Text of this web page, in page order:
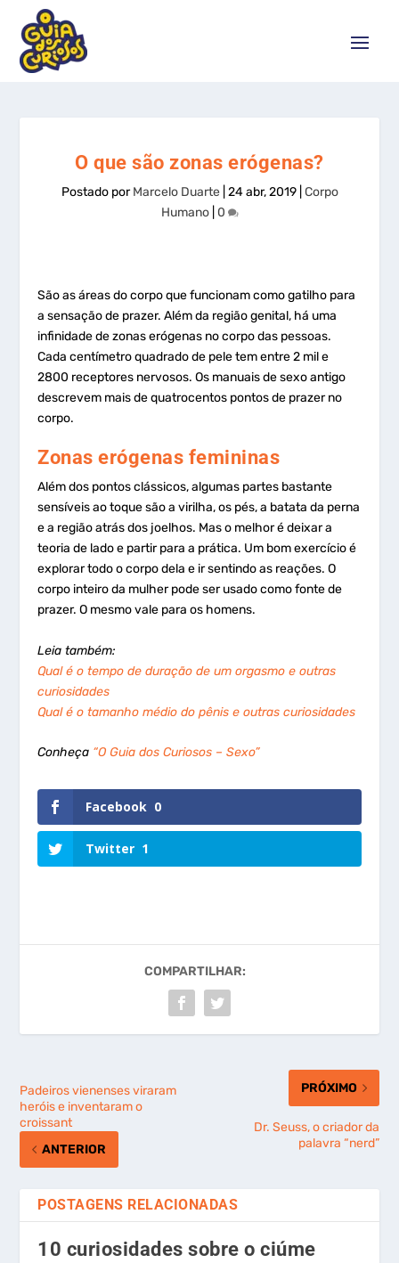
O que são zonas erógenas?
Postado porMarcelo Duarte| 24 abr, 2019| Corpo
Humano| 0
São as áreas do corpo que funcionam como gatilho para
a sensação de prazer. Além da região genital, há uma
infinidade de zonas erógenas no corpo das pessoas.
Cada centímetro quadrado de pele tem entre 2 mil e
2800 receptores nervosos. Os manuais de sexo antigo
descrevem mais de quatrocentos pontos de prazer no
corpo.
Zonas erógenas femininas
Além dos pontos clássicos, algumas partes bastante
sensíveis ao toque são a virilha, os pés, a batata da perna
e a região atrás dos joelhos. Mas o melhor é deixar a
teoria de lado e partir para a prática. Um bom exercício é
explorar todo o corpo dela e ir sentindo as reações. O
corpo inteiro da mulher pode ser usado como fonte de
prazer. O mesmo vale para os homens.
Leia também:
Qual é o tempo de duração de um orgasmo e outras
curiosidades
Qual é o tamanho médio do pênis e outras curiosidades
Conheça “O Guia dos Curiosos – Sexo”
Facebook 0
Twitter 1
COMPARTILHAR:
Padeiros vienenses viraram
heróis e inventaram o
croissant
ANTERIOR
PRÓXIMO
Dr. Seuss, o criador da
palavra “nerd”
POSTAGENS RELACIONADAS
10 curiosidades sobre o ciúme